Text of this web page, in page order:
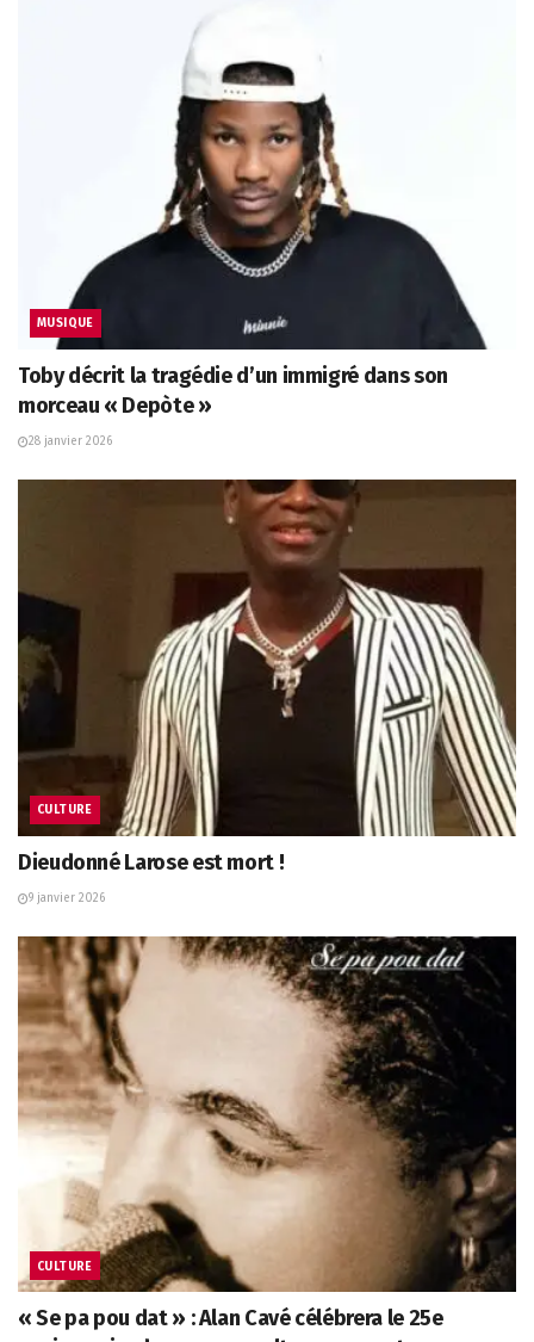
MUSIQUE
Toby décrit la tragédie d’un immigré dans son
morceau « Depòte »
28 janvier 2026
CULTURE
Dieudonné Larose est mort !
9 janvier 2026
CULTURE
« Se pa pou dat » : Alan Cavé célébrera le 25e